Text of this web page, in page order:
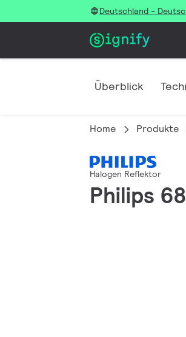
Deutschland -
Überblick
Home Produkte
Halogen Reflektor
Philips